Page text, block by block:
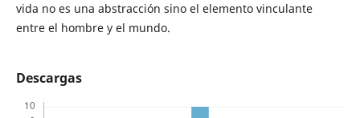
vida no es una abstracción sino el elemento vinculante
entre el hombre y el mundo.
Descargas